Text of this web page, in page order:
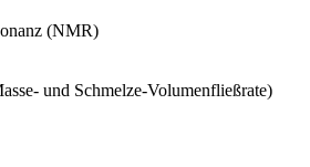
(NMR)
und Schmelze-Volumenfließrate)